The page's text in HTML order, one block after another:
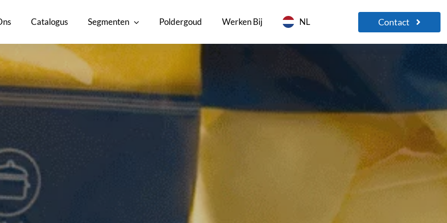
Catalogus Segmenten Poldergoud Werken Bij NL Contact